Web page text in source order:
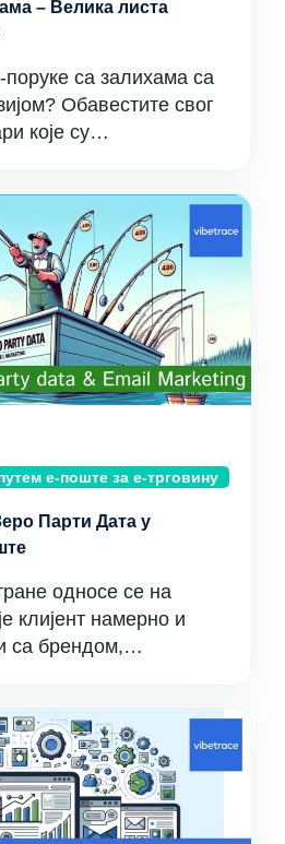
– Велика листа
са залихама са
Обавестите свог
које су…
е-поште за е-трговину
Парти Дата у
односе се на
клијент намерно и
са брендом,…